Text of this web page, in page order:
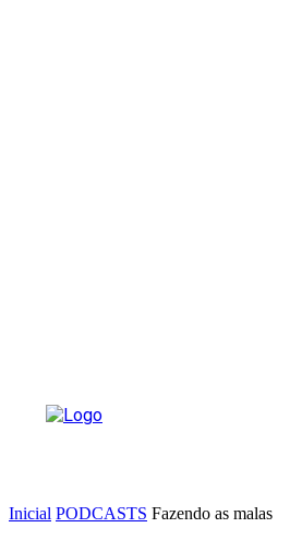
Inicial PODCASTS Fazendo as malas